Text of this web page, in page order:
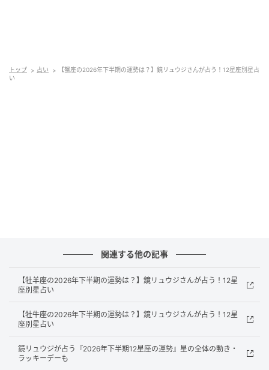
落とし込めば、いち早く開運の兆しを感じられそうで
す。
ョンが見えてくるまでは口外しないほうがよいでしょ
う。
今の職場で頑張る場合は、能動的な働き方を意識し
て。上司の顔色をうかがったり、頼まれた仕事ばかり
積み重なって自分の仕事が後回しになったりすると、
意欲をそがれます。
トップ 占い
【蟹座の2026年下半期の運勢は？】鏡リュウジさんが占う！12星座別星占
い
関連する他の記事
【牡羊座の2026年下半期の運勢は？】鏡リュウジさんが占う！12星
座別星占い
【牡牛座の2026年下半期の運勢は？】鏡リュウジさんが占う！12星
座別星占い
鏡リュウジが占う『2026年下半期12星座の運勢』星の全体の動き・
ラッキーデーも